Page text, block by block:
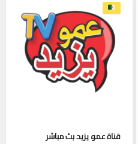
قناة عمو يزيد بث مباشر